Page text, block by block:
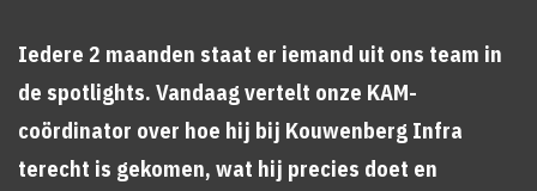
Iedere 2 maanden staat er iemand uit ons team in
de spotlights. Vandaag vertelt onze KAM-
coördinator over hoe hij bij Kouwenberg Infra
terecht is gekomen, wat hij precies doet en